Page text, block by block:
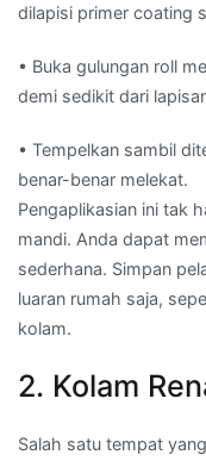
dilapisi primer coating
• Buka gulungan roll
demi sedikit dari
• Tempelkan sambil
benar-benar melekat.
Pengaplikasian ini tak
mandi. Anda dapat
sederhana. Simpan
luaran rumah saja,
kolam.
2. Kolam
Salah satu tempat